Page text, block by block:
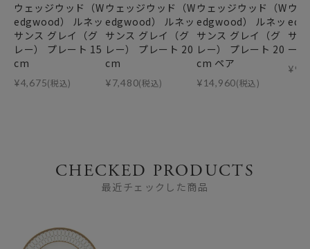
ウェッジウッド（W
edgwood） ルネッ
サンス グレイ（グ
レー） プレート 15
cm
¥4,675(税込)
ウェッジウッド（W
edgwood） ルネッ
サンス グレイ（グ
レー） プレート 20
cm
¥7,480(税込)
ウェッジウッド（W
edgwood） ルネッ
サンス グレイ（グ
レー） プレート 20
cm ペア
¥14,960(税込)
ウ
サ
ー
¥
CHECKED PRODUCTS
最近チェックした商品